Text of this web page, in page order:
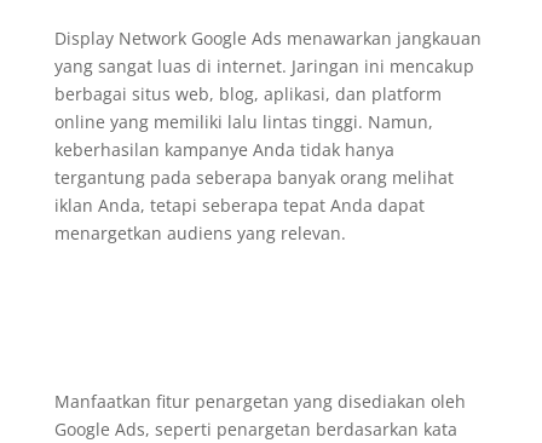
Display Network Google Ads menawarkan jangkauan
yang sangat luas di internet. Jaringan ini mencakup
berbagai situs web, blog, aplikasi, dan platform
online yang memiliki lalu lintas tinggi. Namun,
keberhasilan kampanye Anda tidak hanya
tergantung pada seberapa banyak orang melihat
iklan Anda, tetapi seberapa tepat Anda dapat
menargetkan audiens yang relevan.
Manfaatkan fitur penargetan yang disediakan oleh
Google Ads, seperti penargetan berdasarkan kata